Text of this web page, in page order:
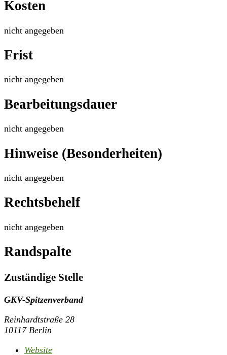
Kosten
nicht angegeben
Frist
nicht angegeben
Bearbeitungsdauer
nicht angegeben
Hinweise (Besonderheiten)
nicht angegeben
Rechtsbehelf
nicht angegeben
Randspalte
Zuständige Stelle
GKV-Spitzenverband
Reinhardtstraße 28
10117 Berlin
Website